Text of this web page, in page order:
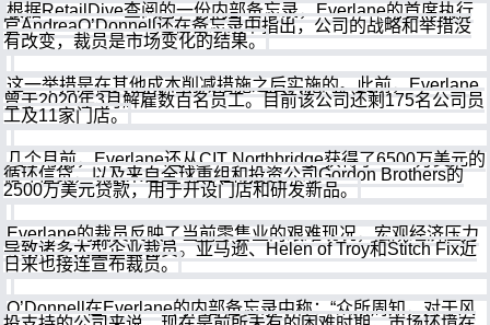
根据RetailDive查阅的一份内部备忘录，Everlane的首席执行
官AndreaO’Donnell还在备忘录中指出，公司的战略和举措没
有改变，裁员是市场变化的结果。
这一举措是在其他成本削减措施之后实施的。此前，Everlane
曾于2020年3月解雇数百名员工。目前该公司还剩175名公司员
工及11家门店。
几个月前，Everlane还从CIT Northbridge获得了6500万美元的
循环信贷，以及来自全球重组和投资公司Gordon Brothers的
2500万美元贷款，用于开设门店和研发新品。
Everlane的裁员反映了当前零售业的艰难现况，宏观经济压力
导致诸多大型企业裁员。亚马逊、Helen of Troy和Stitch Fix近
日来也接连宣布裁员。
O’Donnell在Everlane的内部备忘录中称：“众所周知，对于风